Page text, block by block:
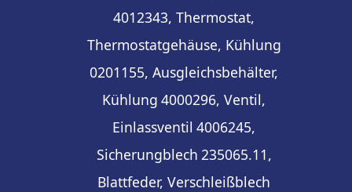
4012343, Thermostat,
Thermostatgehäuse, Kühlung
0201155, Ausgleichsbehälter,
Kühlung 4000296, Ventil,
Einlassventil 4006245,
Sicherungblech 235065.11,
Blattfeder, Verschleißblech